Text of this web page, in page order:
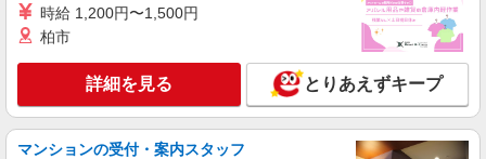
時給 1,200円〜1,500円
柏市
詳細を見る とりあえずキープ
マンションの受付・案内スタッフ